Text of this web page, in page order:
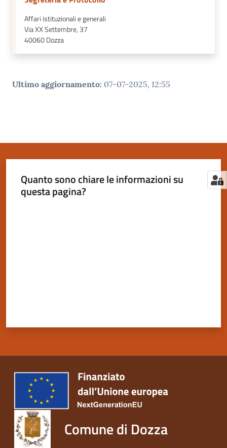
Affari istituzionali e generali
Via XX Settembre, 37
40060Dozza
Ultimo aggiornamento: 07-07-2025, 12:55
Quanto sono chiare le informazioni su
questa pagina?
Comune di Dozza